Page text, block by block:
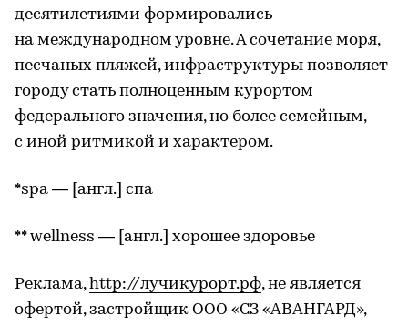
десятилетиями формировались
на международном уровне. А сочетание моря,
песчаных пляжей, инфраструктуры позволяет
городу стать полноценным курортом
федерального значения, но более семейным,
с иной ритмикой и характером.
*spa — [англ.] спа
** wellness — [англ.] хорошее здоровье
Реклама,http://лучикурорт.рф, не является
офертой, застройщик ООО «СЗ «АВАНГАРД»,